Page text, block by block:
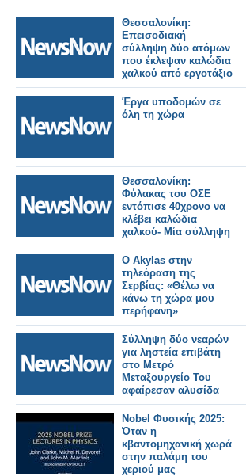
Θεσσαλονίκη:
Επεισοδιακή
σύλληψη δύο ατόμων
που έκλεψαν καλώδια
χαλκού από εργοτάξιο
του ΟΣΕ.
Έργα υποδομών σε
όλη τη χώρα
Θεσσαλονίκη:
Φύλακας του ΟΣΕ
εντόπισε 40χρονο να
κλέβει καλώδια
χαλκού- Μία σύλληψη
Ο Akylas στην
τηλεόραση της
Σερβίας: «Θέλω να
κάνω τη χώρα μου
περήφανη»
Σύλληψη δύο νεαρών
για ληστεία επιβάτη
στο Μετρό
Μεταξουργείο Του
αφαίρεσαν αλυσίδα
λαιμού ασκώντας βία
Nobel Φυσικής 2025:
Όταν η
κβαντομηχανική χωρά
στην παλάμη του
χεριού μας